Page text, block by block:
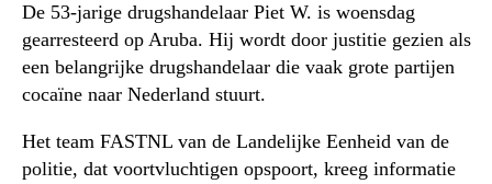
De 53-jarige drugshandelaar Piet W. is woensdag
gearresteerd op Aruba. Hij wordt door justitie gezien als
een belangrijke drugshandelaar die vaak grote partijen
cocaïne naar Nederland stuurt.
Het team FASTNL van de Landelijke Eenheid van de
politie, dat voortvluchtigen opspoort, kreeg informatie